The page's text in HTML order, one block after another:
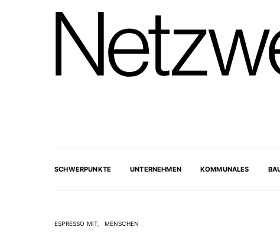
SCHWERPUNKTE UNTERNEHMEN KOMMUNALES
ESPRESSO MIT MENSCHEN